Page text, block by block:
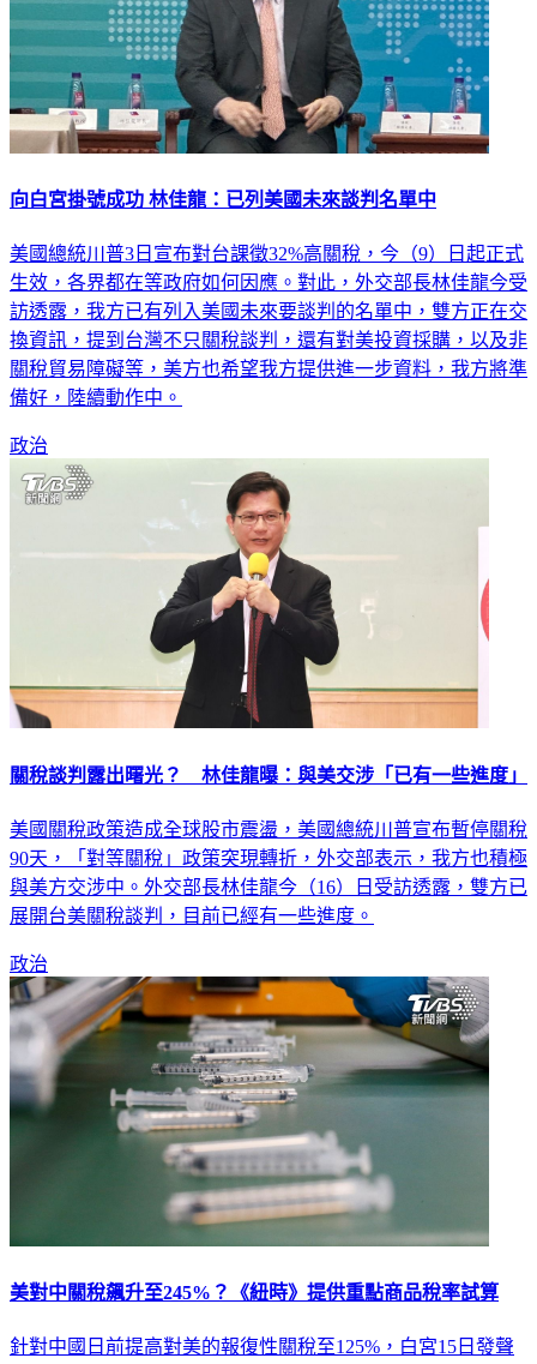
向白宮掛號成功 林佳龍：已列美國未來談判名單中
美國總統川普3日宣布對台課徵32%高關稅，今（9）日起正式
生效，各界都在等政府如何因應。對此，外交部長林佳龍今受
訪透露，我方已有列入美國未來要談判的名單中，雙方正在交
換資訊，提到台灣不只關稅談判，還有對美投資採購，以及非
關稅貿易障礙等，美方也希望我方提供進一步資料，我方將準
備好，陸續動作中。
政治
關稅談判露出曙光？ 林佳龍曝：與美交涉「已有一些進度」
美國關稅政策造成全球股市震盪，美國總統川普宣布暫停關稅
90天，「對等關稅」政策突現轉折，外交部表示，我方也積極
與美方交涉中。外交部長林佳龍今（16）日受訪透露，雙方已
展開台美關稅談判，目前已經有一些進度。
政治
美對中關稅飆升至245%？《紐時》提供重點商品稅率試算
針對中國日前提高對美的報復性關稅至125%，白宮15日發聲